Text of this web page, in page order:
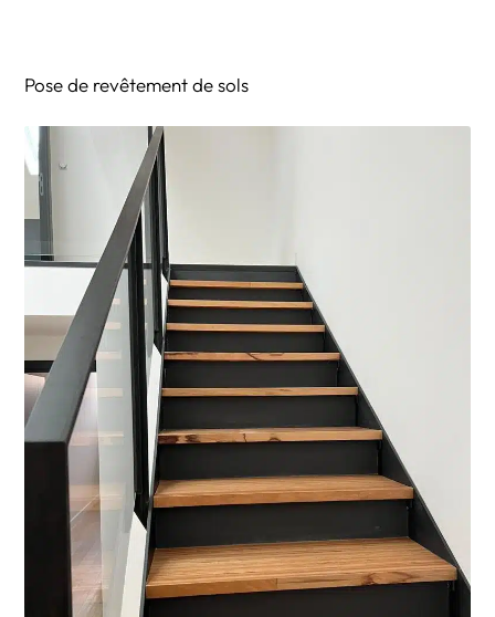
Pose de revêtement de sols